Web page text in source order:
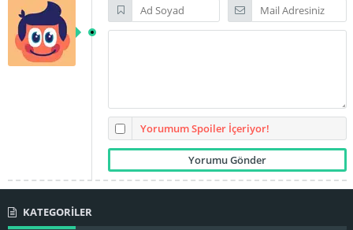
Sacha Bourdo
Sébastien
Laudenbach
Yorumum Spoiler İçeriyor!
KATEGORİLER